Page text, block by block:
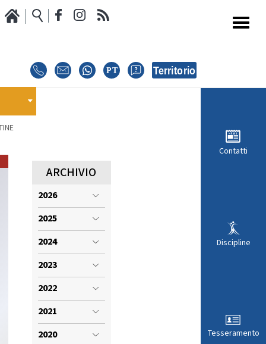
Contatti
Discipline
Tesseramento
MODULISTICA RICHIESTA COMPETIZIONI
ISCRIZIONE COMPETIZIONI
INTERNAZIONALI
REGOLAMENTI E COMUNICAZIONI
ARCHIVIO
2026
2025
2024
2023
2022
2021
2020